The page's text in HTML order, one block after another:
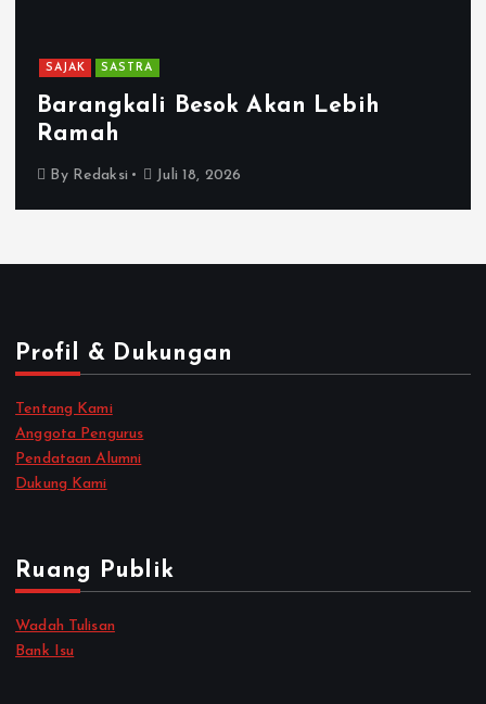
SAJAK SASTRA
Barangkali Besok Akan Lebih
Ramah
By Redaksi Juli 18, 2026
Profil & Dukungan
Tentang Kami
Anggota Pengurus
Pendataan Alumni
Dukung Kami
Ruang Publik
Wadah Tulisan
Bank Isu